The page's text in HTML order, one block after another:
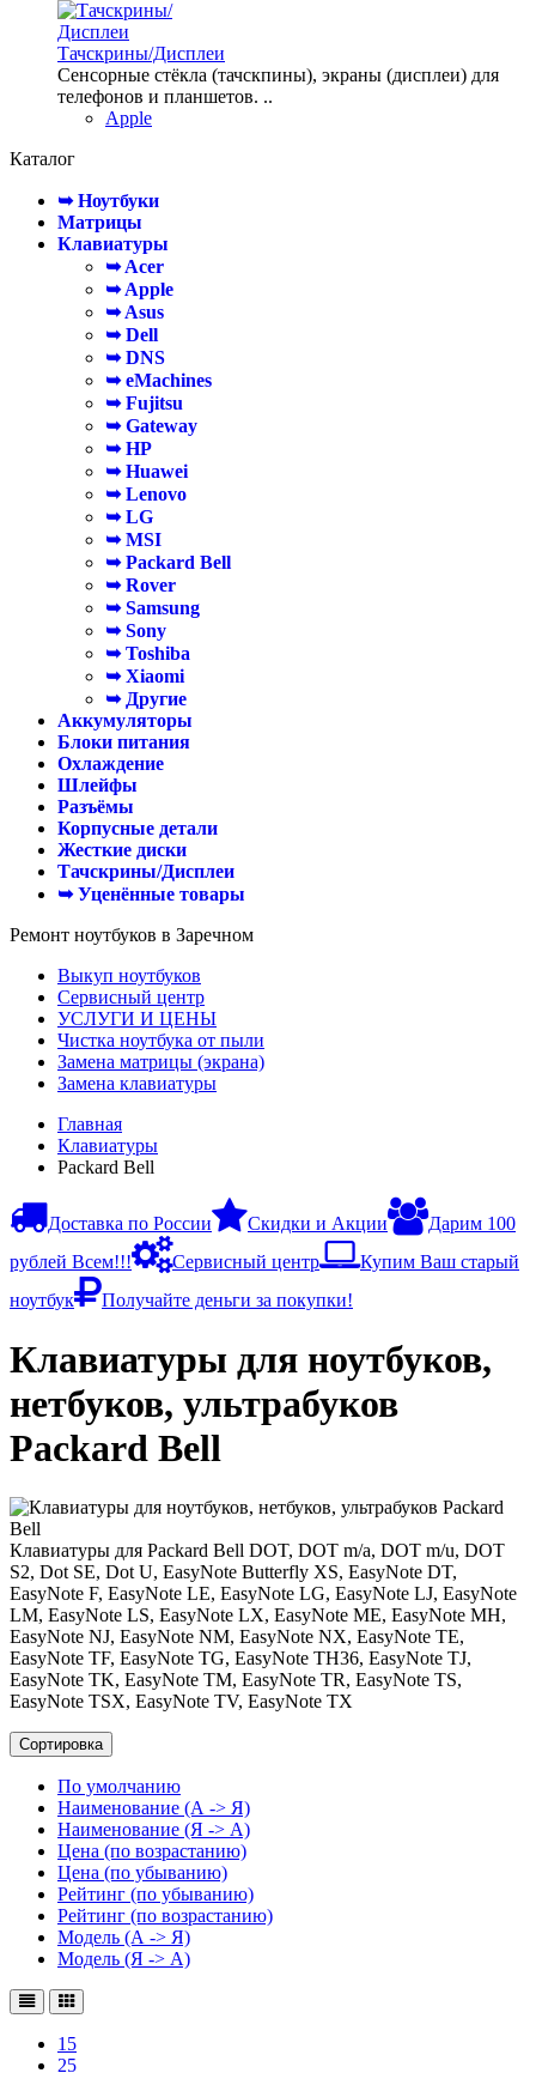
Тачскрины/Дисплеи
Сенсорные стёкла (тачскпины), экраны (дисплеи) для
телефонов и планшетов. ..
Apple
Каталог
➥ Ноутбуки
Матрицы
Клавиатуры
➥ Acer
➥ Apple
➥ Asus
➥ Dell
➥ DNS
➥ eMachines
➥ Fujitsu
➥ Gateway
➥ HP
➥ Huawei
➥ Lenovo
➥ LG
➥ MSI
➥ Packard Bell
➥ Rover
➥ Samsung
➥ Sony
➥ Toshiba
➥ Xiaomi
➥ Другие
Аккумуляторы
Блоки питания
Охлаждение
Шлейфы
Разъёмы
Корпусные детали
Жесткие диски
Тачскрины/Дисплеи
➥ Уценённые товары
Ремонт ноутбуков в Заречном
Выкуп ноутбуков
Сервисный центр
УСЛУГИ И ЦЕНЫ
Чистка ноутбука от пыли
Замена матрицы (экрана)
Замена клавиатуры
Главная
Клавиатуры
Packard Bell
Доставка по России Скидки и Акции
Дарим 100
рублей Всем!!!
Сервисный центр
Купим Ваш старый
ноутбук
Получайте деньги за покупки!
Клавиатуры для ноутбуков,
нетбуков, ультрабуков
Packard Bell
Клавиатуры для Packard Bell DOT, DOT m/a, DOT m/u, DOT
S2, Dot SE, Dot U, EasyNote Butterfly XS, EasyNote DT,
EasyNote F, EasyNote LE, EasyNote LG, EasyNote LJ, EasyNote
LM, EasyNote LS, EasyNote LX, EasyNote ME, EasyNote MH,
EasyNote NJ, EasyNote NM, EasyNote NX, EasyNote TE,
EasyNote TF, EasyNote TG, EasyNote TH36, EasyNote TJ,
EasyNote TK, EasyNote TM, EasyNote TR, EasyNote TS,
EasyNote TSX, EasyNote TV, EasyNote TX
Сортировка
По умолчанию
Наименование (А -> Я)
Наименование (Я -> А)
Цена (по возрастанию)
Цена (по убыванию)
Рейтинг (по убыванию)
Рейтинг (по возрастанию)
Модель (А -> Я)
Модель (Я -> А)
15
25